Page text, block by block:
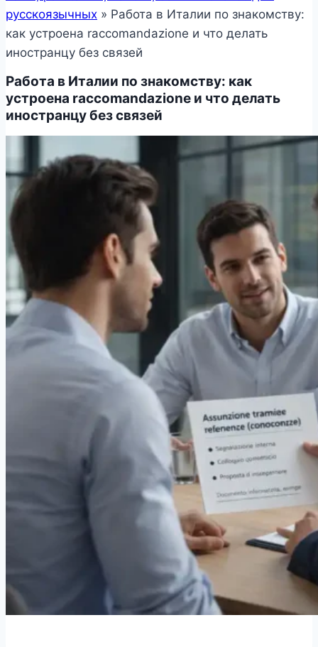
русскоязычных » Работа в Италии по знакомству:
как устроена raccomandazione и что делать
иностранцу без связей
Работа в Италии по знакомству: как
устроена raccomandazione и что делать
иностранцу без связей